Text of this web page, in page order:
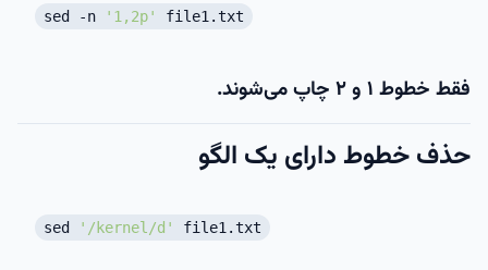
sed -n '1,2p' file1.txt
فقط خطوط ۱ و ۲ چاپ می‌شوند.
حذف خطوط دارای یک الگو
sed '/kernel/d' file1.txt